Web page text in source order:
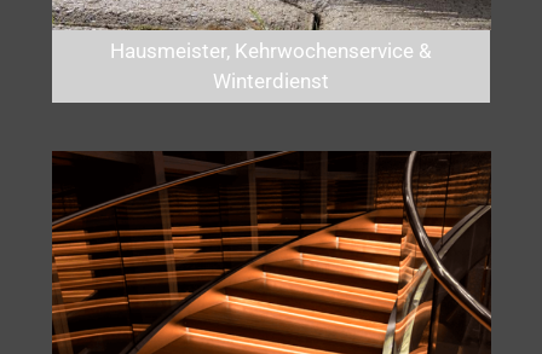
Hausmeister, Kehrwochenservice &
Winterdienst